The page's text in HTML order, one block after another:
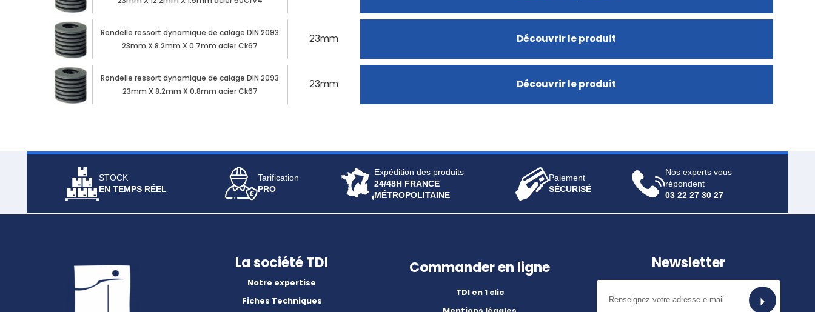
Rondelle ressort dynamique de calage DIN 2093
23mm X 8.2mm X 0.7mm acier Ck67
23mm Découvrir le produit
Rondelle ressort dynamique de calage DIN 2093
23mm X 8.2mm X 0.8mm acier Ck67
23mm Découvrir le produit
STOCK
EN TEMPS RÉEL
Tarification
PRO
Expédition des produits
24/48H FRANCE
MÉTROPOLITAINE
Paiement
SÉCURISÉ
Nos experts vous
répondent
03 22 27 30 27
La société TDI
Notre expertise
Fiches Techniques
Commander en ligne
TDI en 1 clic
Newsletter